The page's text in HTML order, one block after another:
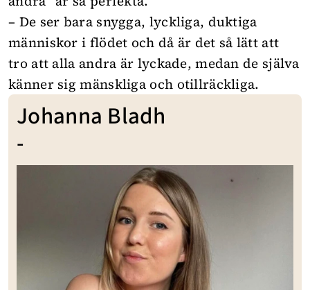
– De ser bara snygga, lyckliga, duktiga
människor i flödet och då är det så lätt att
tro att alla andra är lyckade, medan de själva
känner sig mänskliga och otillräckliga.
Johanna Bladh
-